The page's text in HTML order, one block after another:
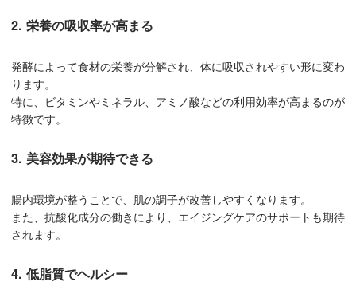
2. 栄養の吸収率が高まる
発酵によって食材の栄養が分解され、体に吸収されやすい形に変わ
ります。
特に、ビタミンやミネラル、アミノ酸などの利用効率が高まるのが
特徴です。
3. 美容効果が期待できる
腸内環境が整うことで、肌の調子が改善しやすくなります。
また、抗酸化成分の働きにより、エイジングケアのサポートも期待
されます。
4. 低脂質でヘルシー